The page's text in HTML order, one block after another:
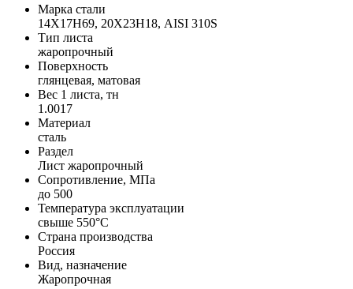
Марка стали
14Х17Н69, 20Х23Н18, AISI 310S
Тип листа
жаропрочный
Поверхность
глянцевая, матовая
Вес 1 листа, тн
1.0017
Материал
сталь
Раздел
Лист жаропрочный
Сопротивление, МПа
до 500
Температура эксплуатации
свыше 550°С
Страна производства
Россия
Вид, назначение
Жаропрочная